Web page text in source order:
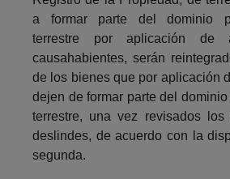
a formar parte del dominio
terrestre por aplicación de
causahabientes, serán
de los bienes que por aplicación
dejen de formar parte del
terrestre, una vez revisados los
deslindes, de acuerdo con la
segunda.